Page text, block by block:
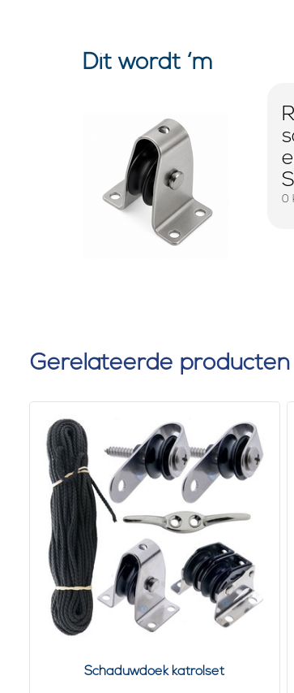
Dit wordt ‘m
0
Gerelateerde producten
Schaduwdoek katrolset